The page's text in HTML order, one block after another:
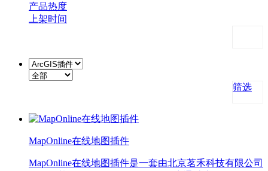
产品热度
上架时间
筛选
MapOnline在线地图插件
MapOnline在线地图插件是一套由北京茗禾科技有限公司